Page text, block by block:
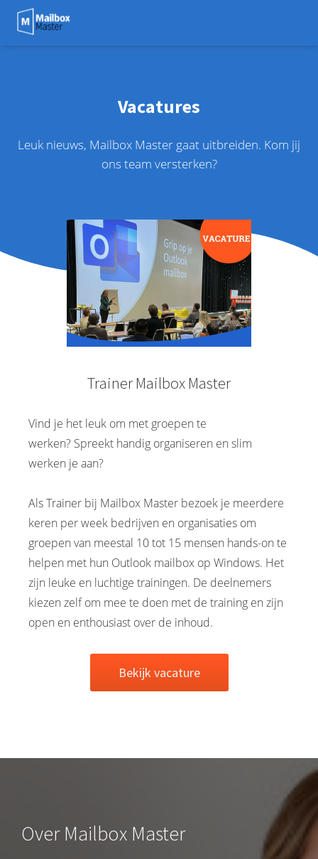
Vacatures
Leuk nieuws, Mailbox Master gaat uitbreiden. Kom jij
ons team versterken?
Trainer Mailbox Master
Vind je het leuk om met groepen te
werken? Spreekt handig organiseren en slim
werken je aan?
Als Trainer bij Mailbox Master bezoek je meerdere
keren per week bedrijven en organisaties om
groepen van meestal 10 tot 15 mensen hands-on te
helpen met hun Outlook mailbox op Windows. Het
zijn leuke en luchtige trainingen. De deelnemers
kiezen zelf om mee te doen met de training en zijn
open en enthousiast over de inhoud.
Bekijk vacature
Over Mailbox Master